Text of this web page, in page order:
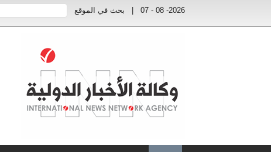
2026- 08 - 07 بحث في الموقع